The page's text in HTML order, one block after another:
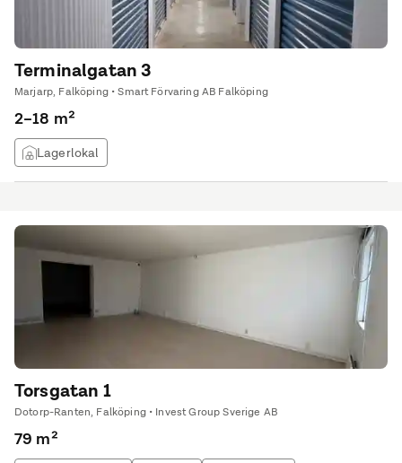
Terminalgatan 3
Marjarp, Falköping • Smart Förvaring AB Falköping
2–18 m²
Lagerlokal
Torsgatan 1
Dotorp-Ranten, Falköping • Invest Group Sverige AB
79 m²